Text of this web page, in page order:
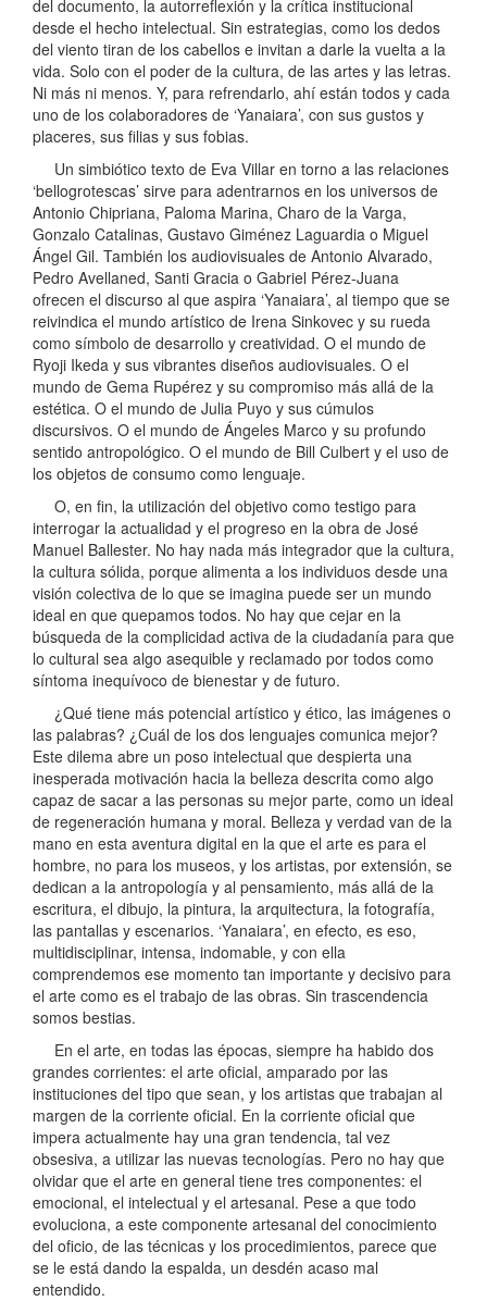
del documento, la autorreflexión y la crítica institucional
desde el hecho intelectual. Sin estrategias, como los dedos
del viento tiran de los cabellos e invitan a darle la vuelta a la
vida. Solo con el poder de la cultura, de las artes y las letras.
Ni más ni menos. Y, para refrendarlo, ahí están todos y cada
uno de los colaboradores de ‘Yanaiara’, con sus gustos y
placeres, sus filias y sus fobias.
Un simbiótico texto de Eva Villar en torno a las relaciones
‘bellogrotescas’ sirve para adentrarnos en los universos de
Antonio Chipriana, Paloma Marina, Charo de la Varga,
Gonzalo Catalinas, Gustavo Giménez Laguardia o Miguel
Ángel Gil. También los audiovisuales de Antonio Alvarado,
Pedro Avellaned, Santi Gracia o Gabriel Pérez-Juana
ofrecen el discurso al que aspira ‘Yanaiara’, al tiempo que se
reivindica el mundo artístico de Irena Sinkovec y su rueda
como símbolo de desarrollo y creatividad. O el mundo de
Ryoji Ikeda y sus vibrantes diseños audiovisuales. O el
mundo de Gema Rupérez y su compromiso más allá de la
estética. O el mundo de Julia Puyo y sus cúmulos
discursivos. O el mundo de Ángeles Marco y su profundo
sentido antropológico. O el mundo de Bill Culbert y el uso de
los objetos de consumo como lenguaje.
O, en fin, la utilización del objetivo como testigo para
interrogar la actualidad y el progreso en la obra de José
Manuel Ballester. No hay nada más integrador que la cultura,
la cultura sólida, porque alimenta a los individuos desde una
visión colectiva de lo que se imagina puede ser un mundo
ideal en que quepamos todos. No hay que cejar en la
búsqueda de la complicidad activa de la ciudadanía para que
lo cultural sea algo asequible y reclamado por todos como
síntoma inequívoco de bienestar y de futuro.
¿Qué tiene más potencial artístico y ético, las imágenes o
las palabras? ¿Cuál de los dos lenguajes comunica mejor?
Este dilema abre un poso intelectual que despierta una
inesperada motivación hacia la belleza descrita como algo
capaz de sacar a las personas su mejor parte, como un ideal
de regeneración humana y moral. Belleza y verdad van de la
mano en esta aventura digital en la que el arte es para el
hombre, no para los museos, y los artistas, por extensión, se
dedican a la antropología y al pensamiento, más allá de la
escritura, el dibujo, la pintura, la arquitectura, la fotografía,
las pantallas y escenarios. ‘Yanaiara’, en efecto, es eso,
multidisciplinar, intensa, indomable, y con ella
comprendemos ese momento tan importante y decisivo para
el arte como es el trabajo de las obras. Sin trascendencia
somos bestias.
En el arte, en todas las épocas, siempre ha habido dos
grandes corrientes: el arte oficial, amparado por las
instituciones del tipo que sean, y los artistas que trabajan al
margen de la corriente oficial. En la corriente oficial que
impera actualmente hay una gran tendencia, tal vez
obsesiva, a utilizar las nuevas tecnologías. Pero no hay que
olvidar que el arte en general tiene tres componentes: el
emocional, el intelectual y el artesanal. Pese a que todo
evoluciona, a este componente artesanal del conocimiento
del oficio, de las técnicas y los procedimientos, parece que
se le está dando la espalda, un desdén acaso mal
entendido.